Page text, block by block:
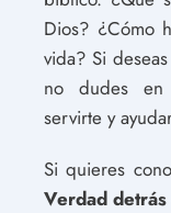
Dios? ¿Cómo
vida? Si
no dudes en
servirte y
Si quieres
Verdad